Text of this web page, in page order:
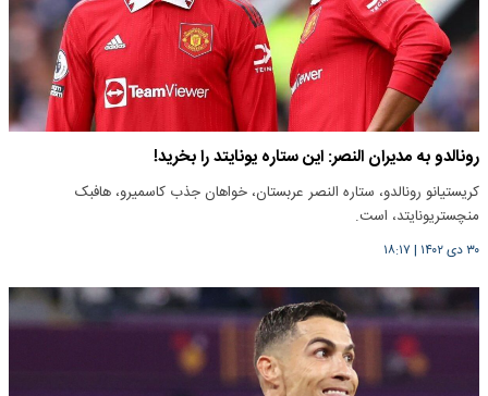
رونالدو به مدیران النصر: این ستاره یونایتد را بخرید!
کریستیانو رونالدو، ستاره النصر عربستان، خواهان جذب کاسمیرو، هافبک
منچستریونایتد، است.
۳۰ دی ۱۴۰۲ | ۱۸:۱۷